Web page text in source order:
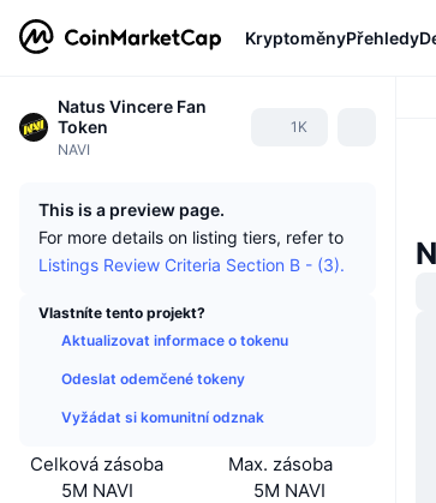
KryptoměnyPřehledy
Natus Vincere Fan
Token
NAVI
1K
This is a preview page.
For more details on listing tiers, refer to
Listings Review Criteria Section B - (3).
Vlastníte tento projekt?
Aktualizovat informace o tokenu
Odeslat odemčené tokeny
Vyžádat si komunitní odznak
Celková zásoba
5M NAVI
Max. zásoba
5M NAVI